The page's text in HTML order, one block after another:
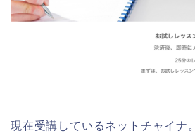
現在受講しているネットチャイナ。